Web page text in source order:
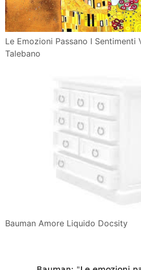
Le Emozioni Passano I Sentimenti
Talebano
Bauman Amore Liquido Docsity